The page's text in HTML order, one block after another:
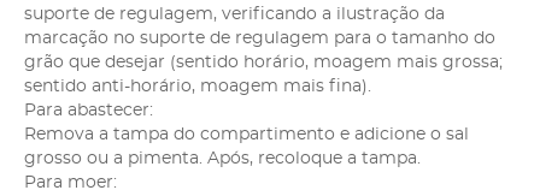
suporte de regulagem, verificando a ilustração da
marcação no suporte de regulagem para o tamanho do
grão que desejar (sentido horário, moagem mais grossa;
sentido anti-horário, moagem mais fina).
Para abastecer:
Remova a tampa do compartimento e adicione o sal
grosso ou a pimenta. Após, recoloque a tampa.
Para moer: